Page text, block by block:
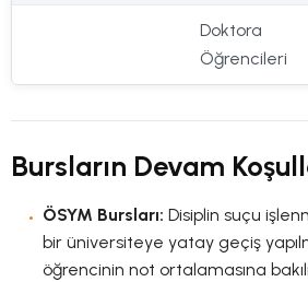
Doktora
Öğrencileri
Bursların Devam
ÖSYM Bursları: Disiplin suçu
bir üniversiteye yatay geçiş
öğrencinin not ortalamasına